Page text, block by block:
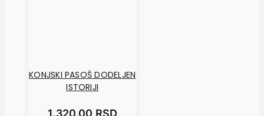
KONJSKI PASOŠ DODELJEN
ISTORIJI